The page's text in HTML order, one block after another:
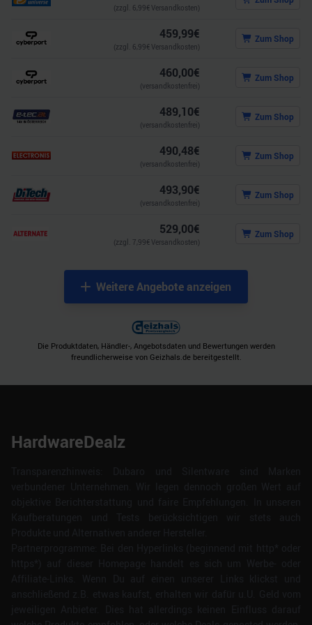
(zzgl. 6,99€ Versandkosten)
459,99€
(zzgl. 6,99€ Versandkosten)
Zum Shop
460,00€
(versandkostenfrei)
Zum Shop
489,10€
(versandkostenfrei)
Zum Shop
490,48€
(versandkostenfrei)
Zum Shop
493,90€
(versandkostenfrei)
Zum Shop
529,00€
(zzgl. 7,99€ Versandkosten)
Zum Shop
Weitere Angebote anzeigen
Die Produktdaten, Händler-, Angebotsdaten und Bewertungen werden
freundlicherweise von Geizhals.de bereitgestellt.
HardwareDealz